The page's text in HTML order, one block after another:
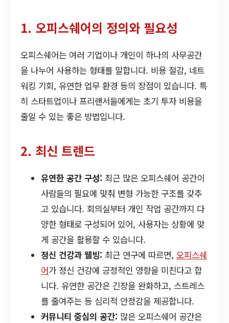
1. 오피스쉐어의 정의와 필요성
오피스쉐어는 여러 기업이나 개인이 하나의 사무공간
을 나누어 사용하는 형태를 말합니다. 비용 절감, 네트
워킹 기회, 유연한 업무 환경 등의 장점이 있습니다. 특
히 스타트업이나 프리랜서들에게는 초기 투자 비용을
줄일 수 있는 좋은 방법입니다.
2. 최신 트렌드
유연한 공간 구성: 최근 많은 오피스쉐어 공간이
사람들의 필요에 맞춰 변형 가능한 구조를 갖추
고 있습니다. 회의실부터 개인 작업 공간까지 다
양한 형태로 구성되어 있어, 사용자는 상황에 맞
게 공간을 활용할 수 있습니다.
정신 건강과 웰빙: 최근 연구에 따르면, 오피스쉐
어가 정신 건강에 긍정적인 영향을 미친다고 합
니다. 유연한 공간은 긴장을 완화하고, 스트레스
를 줄여주는 등 심리적 안정감을 제공합니다.
커뮤니티 중심의 공간: 많은 오피스쉐어 공간은